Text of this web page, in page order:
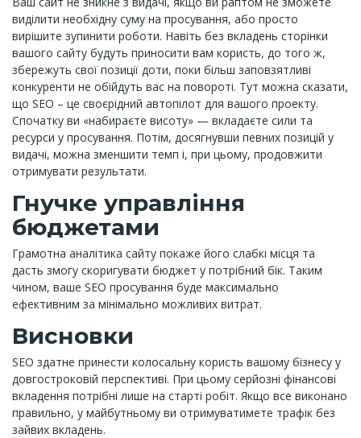
виділити необхідну суму на просування, або просто
вирішите зупинити роботи. Навіть без вкладень сторінки
вашого сайту будуть приносити вам користь, до того ж,
збережуть свої позиції доти, поки більш заповзятливі
конкуренти не обійдуть вас на повороті. Тут можна сказати,
що SEO – це своєрідний автопілот для вашого проекту.
Спочатку ви «набираєте висоту» — вкладаєте сили та
ресурси у просування. Потім, досягнувши певних позицій у
видачі, можна зменшити темп і, при цьому, продовжити
отримувати результати.
Гнучке управління
бюджетами
Грамотна аналітика сайту покаже його слабкі місця та
дасть змогу скоригувати бюджет у потрібний бік. Таким
чином, ваше SEO просування буде максимально
ефективним за мінімально можливих витрат.
Висновки
SEO здатне принести колосальну користь вашому бізнесу у
довгостроковій перспективі. При цьому серйозні фінансові
вкладення потрібні лише на старті робіт. Якщо все виконано
правильно, у майбутньому ви отримуватимете трафік без
зайвих вкладень.